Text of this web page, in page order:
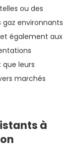
ou des
environnants
également aux
leurs
marchés
à